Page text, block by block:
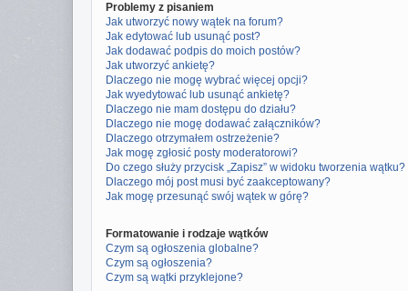
Problemy z pisaniem
Jak utworzyć nowy wątek na forum?
Jak edytować lub usunąć post?
Jak dodawać podpis do moich postów?
Jak utworzyć ankietę?
Dlaczego nie mogę wybrać więcej opcji?
Jak wyedytować lub usunąć ankietę?
Dlaczego nie mam dostępu do działu?
Dlaczego nie mogę dodawać załączników?
Dlaczego otrzymałem ostrzeżenie?
Jak mogę zgłosić posty moderatorowi?
Do czego służy przycisk „Zapisz” w widoku tworzenia wątku?
Dlaczego mój post musi być zaakceptowany?
Jak mogę przesunąć swój wątek w górę?
Formatowanie i rodzaje wątków
Czym są ogłoszenia globalne?
Czym są ogłoszenia?
Czym są wątki przyklejone?